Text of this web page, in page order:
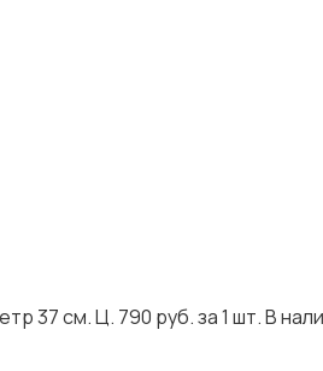
см. Ц. 790 руб. за 1 шт. В